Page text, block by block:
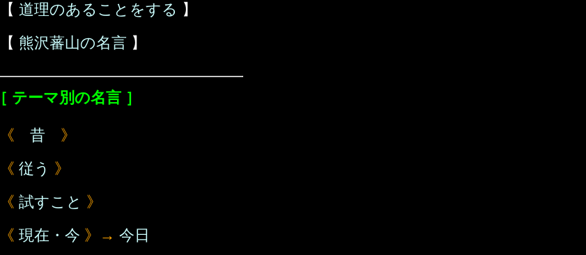
【 道理のあることをする 】
【 熊沢蕃山の名言 】
［ テーマ別の名言 ］
《 昔 》
《 従う 》
《 試すこと 》
《 現在・今 》→ 今日